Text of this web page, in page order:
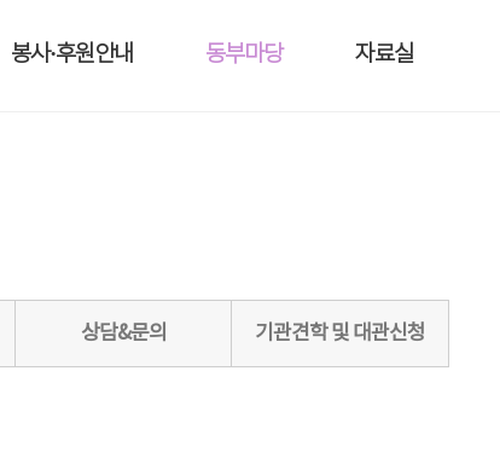
봉사·후원안내 동부마당 자료실
상담&문의 기관견학 및 대관신청